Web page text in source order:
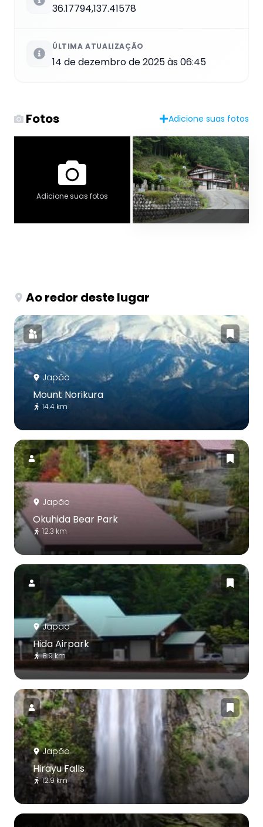
36.17794,137.41578
ÚLTIMA ATUALIZAÇÃO
14 de dezembro de 2025 às 06:45
Fotos Adicione suas fotos
Adicione suas fotos
Ao redor deste lugar
Japão
Mount Norikura
14.4 km
Japão
Okuhida Bear Park
12.3 km
Japão
Hida Airpark
8.9 km
Japão
Hirayu Falls
12.9 km